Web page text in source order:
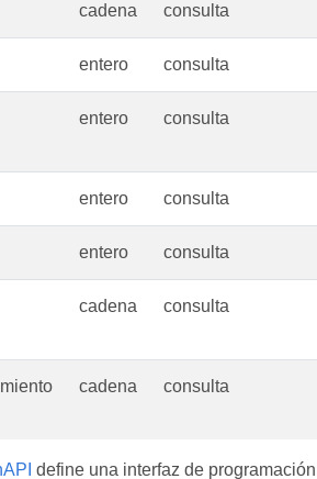
cadena consulta
entero consulta
entero consulta
entero consulta
entero consulta
cadena consulta
cadena consulta
define una interfaz de programación